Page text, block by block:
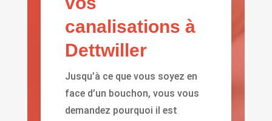
canalisations à
Dettwiller
Jusqu’à ce que vous soyez en
face d’un bouchon, vous vous
demandez pourquoi il est